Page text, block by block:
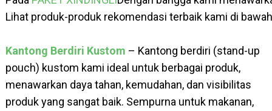
Lihat produk-produk rekomendasi terbaik kami di
Kantong Berdiri Kustom – Kantong berdiri (stand-up
pouch) kustom kami ideal untuk berbagai produk,
menawarkan daya tahan, kemudahan, dan visibilitas
produk yang sangat baik. Sempurna untuk makanan,